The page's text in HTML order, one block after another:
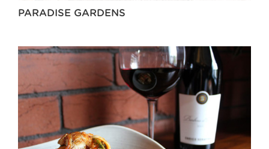
PARADISE GARDENS